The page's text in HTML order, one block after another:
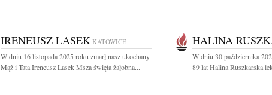
IRENEUSZ LASEK KATOWICE
W dniu 16 listopada 2025 roku zmarł nasz ukochany
Mąż i Tata Ireneusz Lasek Msza święta żałobna...
HALINA
W dniu 30 października
89 lat Halina Ruszkarska